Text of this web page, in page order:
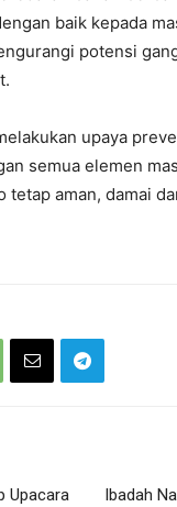
baik kepada
potensi
upaya
semua elemen
tetap aman, damai
Upacara
Ibadah